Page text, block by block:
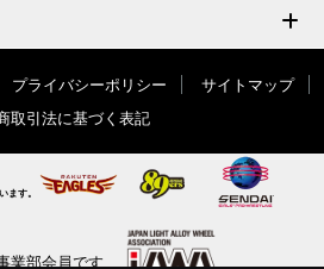
プライバシーポリシー
サイトマップ
取引法に基づく表記
ます。
業部会員です